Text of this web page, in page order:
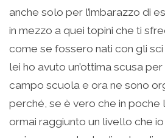
anche solo per l’imbarazzo di
in mezzo a quei topini che ti
come se fossero nati con gli
lei ho avuto un’ottima scusa
campo scuola e ora ne sono
perché, se è vero che in poche
ormai raggiunto un livello che